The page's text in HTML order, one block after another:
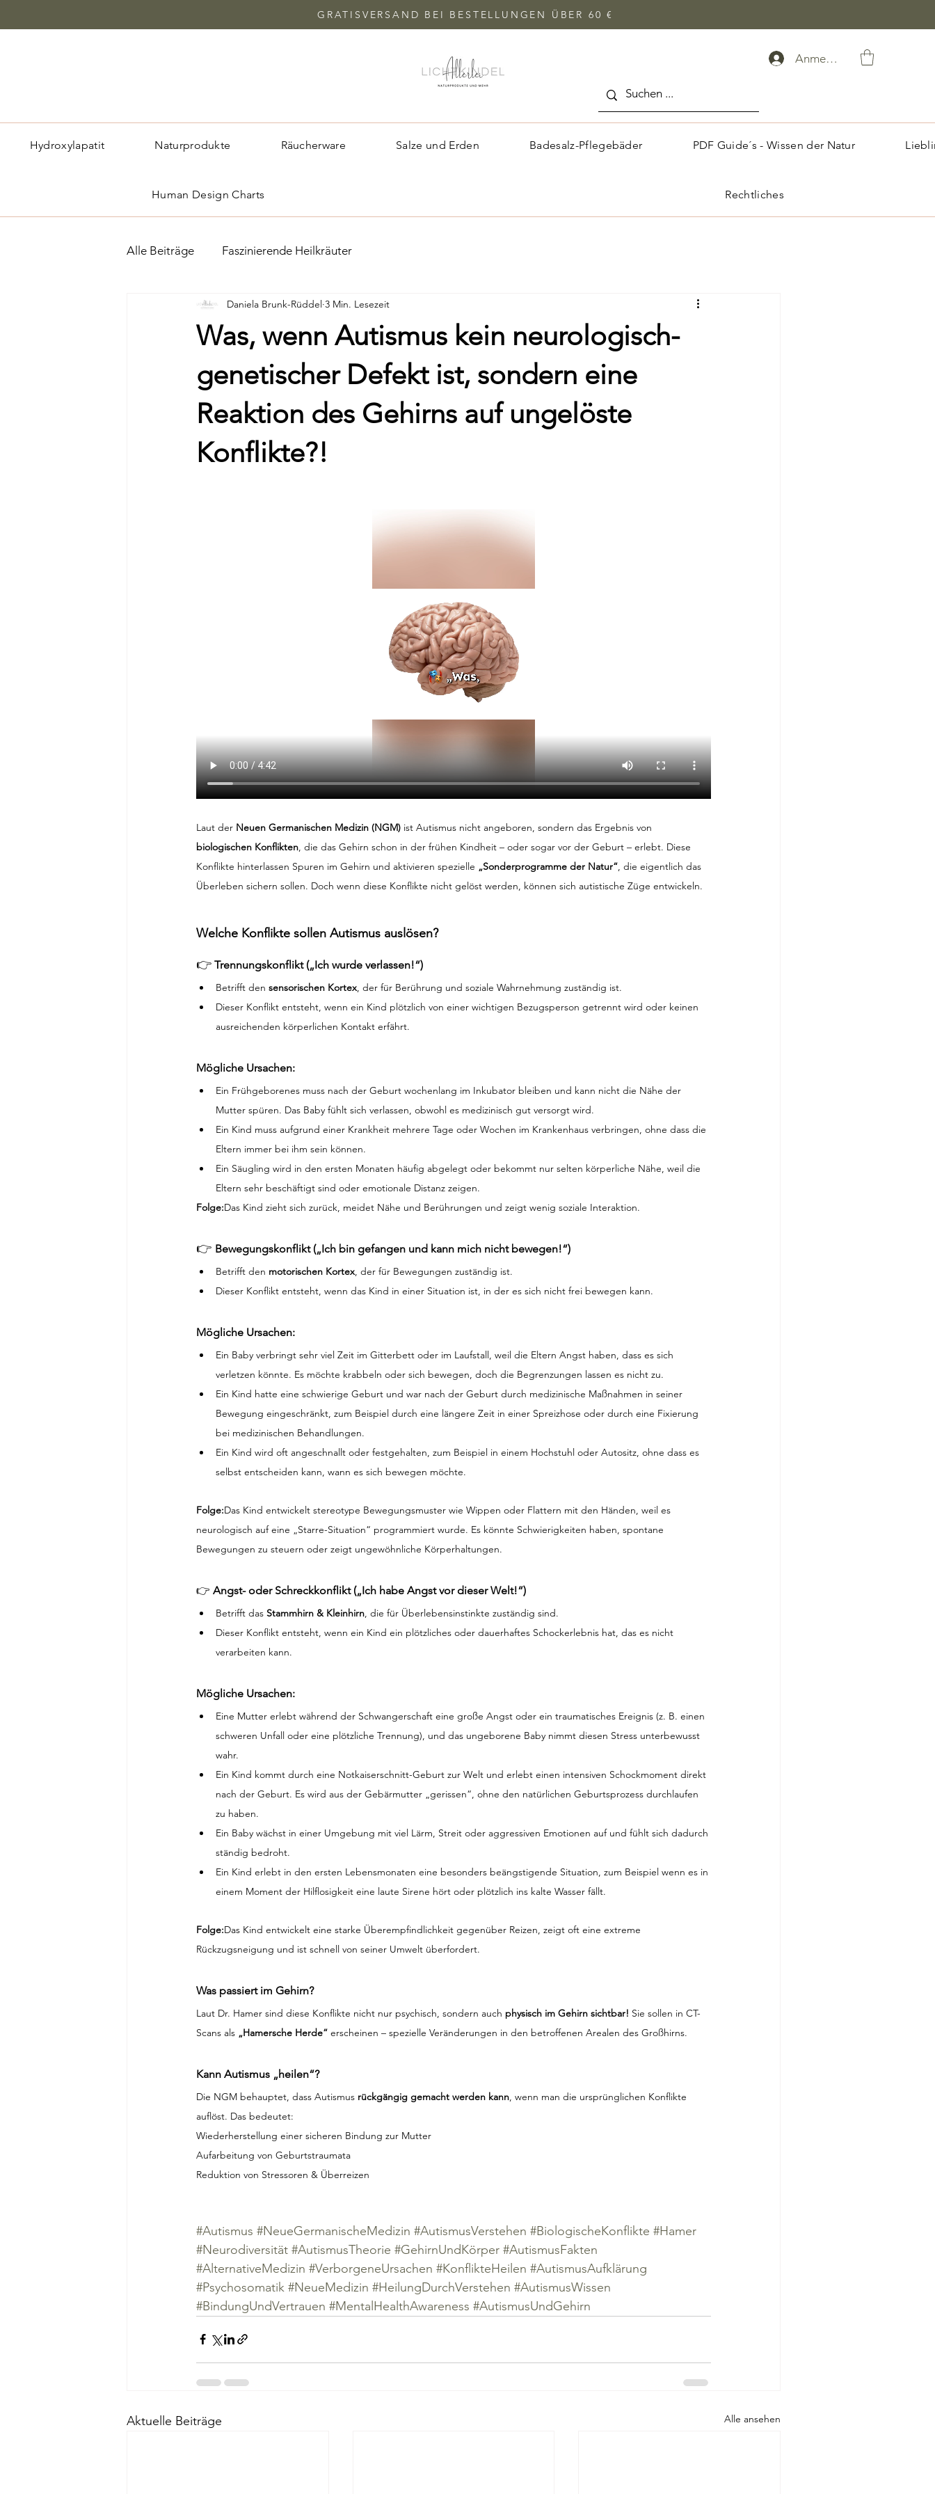
GRATISVERSAND BEI BESTELLUNGEN ÜBER 60 €
Anmelden
Hydroxylapatit Naturprodukte Räucherware Salze und Erden Badesalz-Pflegebäder PDF Guide´s - Wissen der Natur
Human Design Charts Rechtliches
Alle Beiträge Faszinierende Heilkräuter
Was, wenn Autismus kein neurologisch-
genetischer Defekt ist, sondern eine
Reaktion des Gehirns auf ungelöste
Konflikte?!
Daniela Brunk-Rüddel 3 Min. Lesezeit
Laut der Neuen Germanischen Medizin (NGM) ist Autismus nicht angeboren, sondern das Ergebnis von
biologischen Konflikten, die das Gehirn schon in der frühen Kindheit – oder sogar vor der Geburt – erlebt. Diese
Konflikte hinterlassen Spuren im Gehirn und aktivieren spezielle „Sonderprogramme der Natur“, die eigentlich das
Überleben sichern sollen. Doch wenn diese Konflikte nicht gelöst werden, können sich autistische Züge entwickeln.
Welche Konflikte sollen Autismus auslösen?
👉 Trennungskonflikt („Ich wurde verlassen!“)
Betrifft den sensorischen Kortex, der für Berührung und soziale Wahrnehmung zuständig ist.
Dieser Konflikt entsteht, wenn ein Kind plötzlich von einer wichtigen Bezugsperson getrennt wird oder keinen
ausreichenden körperlichen Kontakt erfährt.
Mögliche Ursachen:
Ein Frühgeborenes muss nach der Geburt wochenlang im Inkubator bleiben und kann nicht die Nähe der
Mutter spüren. Das Baby fühlt sich verlassen, obwohl es medizinisch gut versorgt wird.
Ein Kind muss aufgrund einer Krankheit mehrere Tage oder Wochen im Krankenhaus verbringen, ohne dass die
Eltern immer bei ihm sein können.
Ein Säugling wird in den ersten Monaten häufig abgelegt oder bekommt nur selten körperliche Nähe, weil die
Eltern sehr beschäftigt sind oder emotionale Distanz zeigen.
Folge:Das Kind zieht sich zurück, meidet Nähe und Berührungen und zeigt wenig soziale Interaktion.
👉 Bewegungskonflikt („Ich bin gefangen und kann mich nicht bewegen!“)
Betrifft den motorischen Kortex, der für Bewegungen zuständig ist.
Dieser Konflikt entsteht, wenn das Kind in einer Situation ist, in der es sich nicht frei bewegen kann.
Mögliche Ursachen:
Ein Baby verbringt sehr viel Zeit im Gitterbett oder im Laufstall, weil die Eltern Angst haben, dass es sich
verletzen könnte. Es möchte krabbeln oder sich bewegen, doch die Begrenzungen lassen es nicht zu.
Ein Kind hatte eine schwierige Geburt und war nach der Geburt durch medizinische Maßnahmen in seiner
Bewegung eingeschränkt, zum Beispiel durch eine längere Zeit in einer Spreizhose oder durch eine Fixierung
bei medizinischen Behandlungen.
Ein Kind wird oft angeschnallt oder festgehalten, zum Beispiel in einem Hochstuhl oder Autositz, ohne dass es
selbst entscheiden kann, wann es sich bewegen möchte.
Folge:Das Kind entwickelt stereotype Bewegungsmuster wie Wippen oder Flattern mit den Händen, weil es
neurologisch auf eine „Starre-Situation“ programmiert wurde. Es könnte Schwierigkeiten haben, spontane
Bewegungen zu steuern oder zeigt ungewöhnliche Körperhaltungen.
👉 Angst- oder Schreckkonflikt („Ich habe Angst vor dieser Welt!“)
Betrifft das Stammhirn & Kleinhirn, die für Überlebensinstinkte zuständig sind.
Dieser Konflikt entsteht, wenn ein Kind ein plötzliches oder dauerhaftes Schockerlebnis hat, das es nicht
verarbeiten kann.
Mögliche Ursachen:
Eine Mutter erlebt während der Schwangerschaft eine große Angst oder ein traumatisches Ereignis (z. B. einen
schweren Unfall oder eine plötzliche Trennung), und das ungeborene Baby nimmt diesen Stress unterbewusst
wahr.
Ein Kind kommt durch eine Notkaiserschnitt-Geburt zur Welt und erlebt einen intensiven Schockmoment direkt
nach der Geburt. Es wird aus der Gebärmutter „gerissen“, ohne den natürlichen Geburtsprozess durchlaufen
zu haben.
Ein Baby wächst in einer Umgebung mit viel Lärm, Streit oder aggressiven Emotionen auf und fühlt sich dadurch
ständig bedroht.
Ein Kind erlebt in den ersten Lebensmonaten eine besonders beängstigende Situation, zum Beispiel wenn es in
einem Moment der Hilflosigkeit eine laute Sirene hört oder plötzlich ins kalte Wasser fällt.
Folge:Das Kind entwickelt eine starke Überempfindlichkeit gegenüber Reizen, zeigt oft eine extreme
Rückzugsneigung und ist schnell von seiner Umwelt überfordert.
Was passiert im Gehirn?
Laut Dr. Hamer sind diese Konflikte nicht nur psychisch, sondern auch physisch im Gehirn sichtbar! Sie sollen in CT-
Scans als „Hamersche Herde“ erscheinen – spezielle Veränderungen in den betroffenen Arealen des Großhirns.
Kann Autismus „heilen“?
Die NGM behauptet, dass Autismus rückgängig gemacht werden kann, wenn man die ursprünglichen Konflikte
auflöst. Das bedeutet:
Wiederherstellung einer sicheren Bindung zur Mutter
Aufarbeitung von Geburtstraumata
Reduktion von Stressoren & Überreizen
#Autismus #NeueGermanischeMedizin #AutismusVerstehen #BiologischeKonflikte #Hamer
#Neurodiversität #AutismusTheorie #GehirnUndKörper #AutismusFakten
#AlternativeMedizin #VerborgeneUrsachen #KonflikteHeilen #AutismusAufklärung
#Psychosomatik #NeueMedizin #HeilungDurchVerstehen #AutismusWissen
#BindungUndVertrauen #MentalHealthAwareness #AutismusUndGehirn
Aktuelle Beiträge Alle ansehen